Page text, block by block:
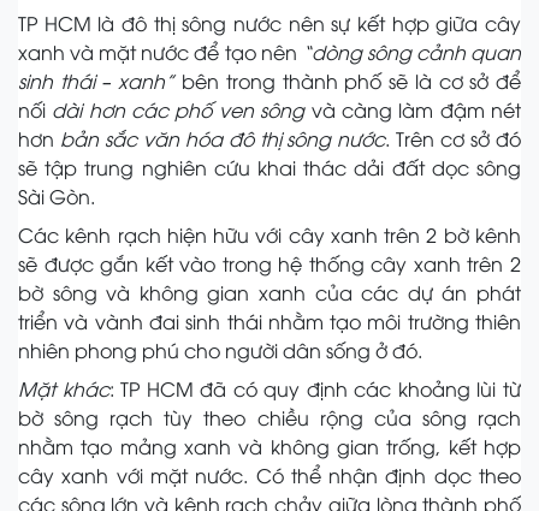
TP HCM là đô thị sông nước nên sự kết hợp giữa cây
xanh và mặt nước để tạo nên “dòng sông cảnh quan
sinh thái – xanh” bên trong thành phố sẽ là cơ sở để
nối dài hơn các phố ven sôngvà càng làm đậm nét
hơn bản sắc văn hóa đô thị sông nước. Trên cơ sở đó
sẽ tập trung nghiên cứu khai thác dải đất dọc sông
Sài Gòn.
Các kênh rạch hiện hữu với cây xanh trên 2 bờ kênh
sẽ được gắn kết vào trong hệ thống cây xanh trên 2
bờ sông và không gian xanh của các dự án phát
triển và vành đai sinh thái nhằm tạo môi trường thiên
nhiên phong phú cho người dân sống ở đó.
Mặt khác: TP HCM đã có quy định các khoảng lùi từ
bờ sông rạch tùy theo chiều rộng của sông rạch
nhằm tạo mảng xanh và không gian trống, kết hợp
cây xanh với mặt nước. Có thể nhận định dọc theo
các sông lớn và kênh rạch chảy giữa lòng thành phố